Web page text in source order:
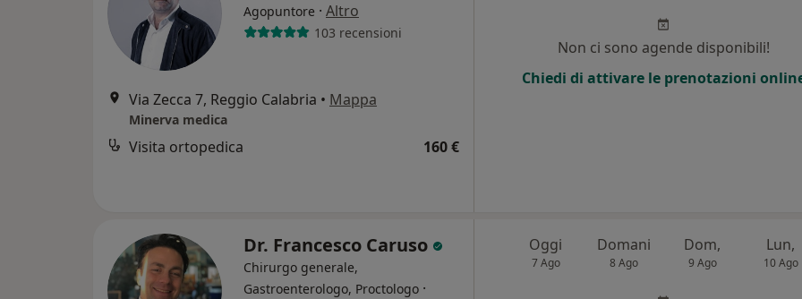
Agopuntore · Altro
103 recensioni
Via Zecca 7, Reggio Calabria • Mappa
Minerva medica
Visita ortopedica 160 €
Non ci sono agende disponibili!
Chiedi di attivare le prenotazioni
Dr. Francesco Caruso
Chirurgo generale,
Gastroenterologo, Proctologo ·
Oggi
7 Ago
Domani
8 Ago
Dom,
9 Ago
Lun,
10 Ago